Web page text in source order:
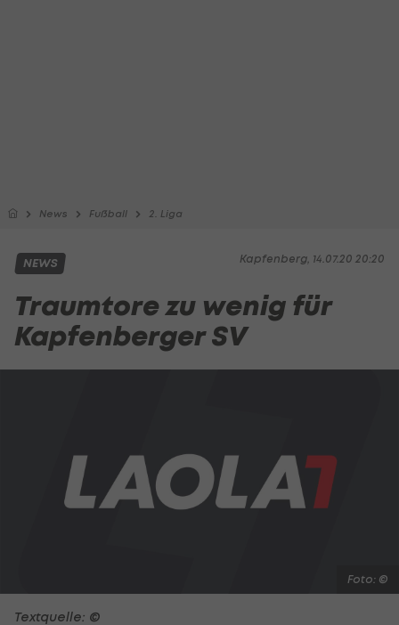
News Fußball 2. Liga
Kapfenberg, 14.07.20 20:20
NEWS
Traumtore zu wenig für
Kapfenberger SV
Foto: ©
Textquelle: ©